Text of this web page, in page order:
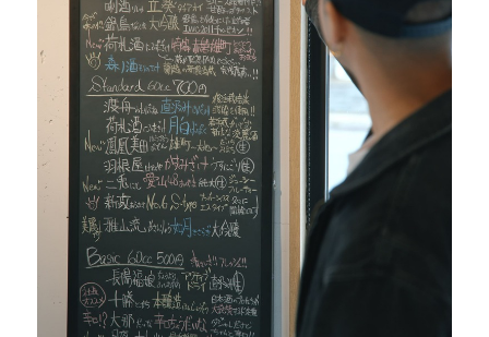
#職人の手仕事に触れる
#書店巡り
#やっぱり○○が好き
#イベント